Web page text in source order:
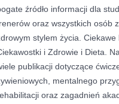
źródło informacji dla
oraz wszystkich osób
stylem życia.
i Zdrowie i Dieta.
publikacji dotyczące
mentalnego
oraz zagadnień